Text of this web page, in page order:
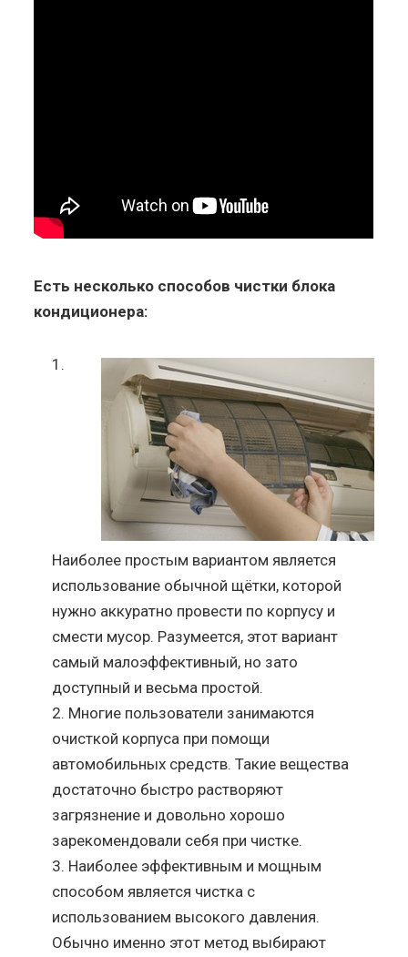
Есть несколько способов чистки блока
кондиционера:
Наиболее простым вариантом является
использование обычной щётки, которой
нужно аккуратно провести по корпусу и
смести мусор. Разумеется, этот вариант
самый малоэффективный, но зато
доступный и весьма простой.
Многие пользователи занимаются
очисткой корпуса при помощи
автомобильных средств. Такие вещества
достаточно быстро растворяют
загрязнение и довольно хорошо
зарекомендовали себя при чистке.
Наиболее эффективным и мощным
способом является чистка с
использованием высокого давления.
Обычно именно этот метод выбирают